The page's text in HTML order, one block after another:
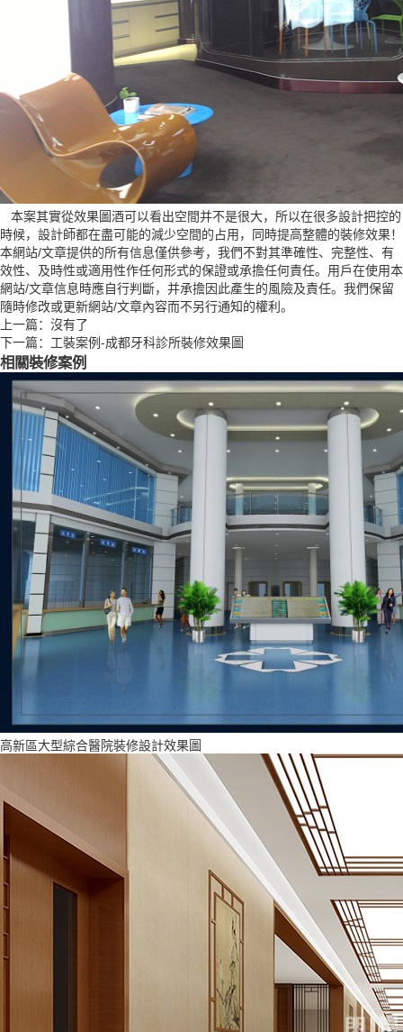
本案其實從效果圖酒可以看出空間并不是很大，所以在很多設計把控的
時候，設計師都在盡可能的減少空間的占用，同時提高整體的裝修效果！
本網站/文章提供的所有信息僅供參考，我們不對其準確性、完整性、有
效性、及時性或適用性作任何形式的保證或承擔任何責任。用戶在使用本
網站/文章信息時應自行判斷，并承擔因此產生的風險及責任。我們保留
隨時修改或更新網站/文章內容而不另行通知的權利。
上一篇：沒有了
下一篇： 工裝案例-成都牙科診所裝修效果圖
相關裝修案例
高新區大型綜合醫院裝修設計效果圖